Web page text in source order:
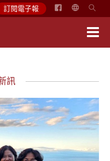
訂閱電子報
简
訊
學習分享